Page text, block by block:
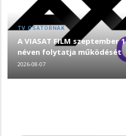
TV CSATORNÁK
A VIASAT FILM szeptember
néven folytatja működését
2026-08-07